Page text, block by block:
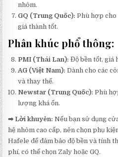
nhôm.
GQ (Trung Quốc): Phù hợp cho
giá thành tốt.
Phân khúc phổ thông:
PMI (Thái Lan): Độ bền tốt, giá
AG (Việt Nam): Dành cho các
và thay thế.
Newstar (Trung Quốc): Phù
lượng khá ổn.
➡ Lời khuyên: Nếu bạn sử dụng
hệ nhôm cao cấp, nên chọn phụ
Hafele để đảm bảo độ bền và tính
phí, có thể chọn Zaly hoặc GQ.